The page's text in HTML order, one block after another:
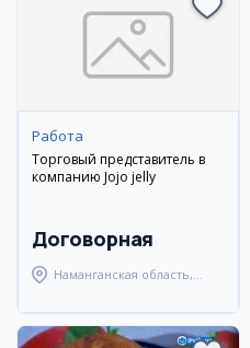
Работа
Торговый представитель в
компанию Jojo jelly
Договорная
Наманганская область,